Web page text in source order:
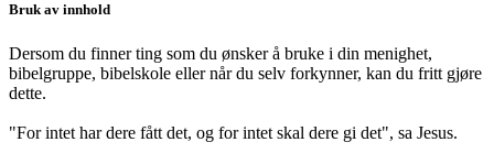
Bruk av innhold
Dersom du finner ting som du ønsker å bruke i din menighet,
bibelgruppe, bibelskole eller når du selv forkynner, kan du fritt gjøre
dette.
"For intet har dere fått det, og for intet skal dere gi det", sa Jesus.